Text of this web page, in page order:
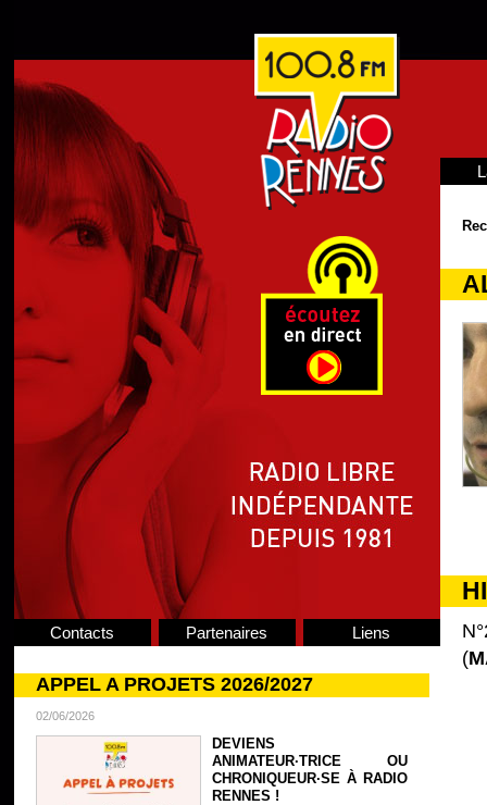
Contacts Partenaires Liens
APPEL A PROJETS 2026/2027
02/06/2026
DEVIENS
ANIMATEUR·TRICE OU
CHRONIQUEUR·SE À RADIO
RENNES !
(